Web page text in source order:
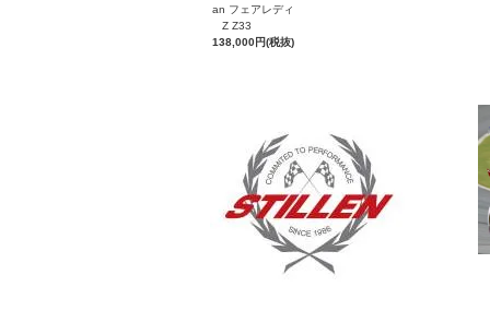
an フェアレディ
Z Z33
138,000円(税抜)